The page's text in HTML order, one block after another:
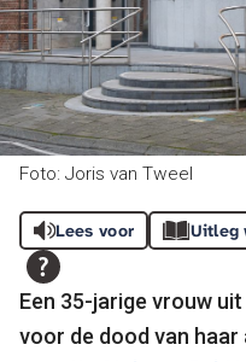
Foto: Joris van Tweel
Lees voor Uitleg
Een 35-jarige vrouw
voor de dood van